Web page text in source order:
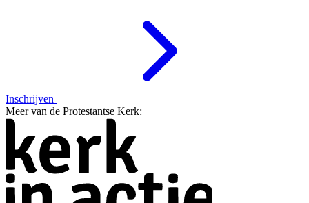
Inschrijven
Meer van de Protestantse Kerk: